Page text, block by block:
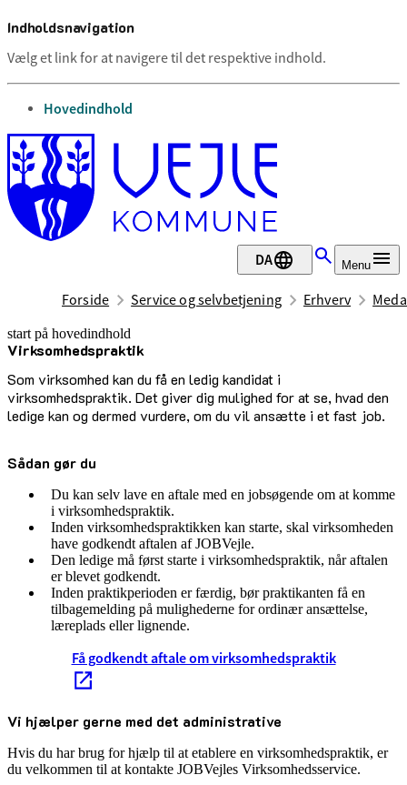
Indholdsnavigation
Vælg et link for at navigere til det respektive indhold.
gå til
Hovedindhold
DA Menu
Forside Service og selvbetjening Erhverv
start på hovedindhold
Virksomhedspraktik
Som virksomhed kan du få en ledig kandidat i
virksomhedspraktik. Det giver dig mulighed for at se, hvad den
ledige kan og dermed vurdere, om du vil ansætte i et fast job.
senest opdateret 2. marts 2026
Sådan gør du
Du kan selv lave en aftale med en jobsøgende om at komme
i virksomhedspraktik.
Inden virksomhedspraktikken kan starte, skal virksomheden
have godkendt aftalen af JOBVejle.
Den ledige må først starte i virksomhedspraktik, når aftalen
er blevet godkendt.
Inden praktikperioden er færdig, bør praktikanten få en
tilbagemelding på mulighederne for ordinær ansættelse,
læreplads eller lignende.
Få godkendt aftale om virksomhedspraktik
Vi hjælper gerne med det administrative
Hvis du har brug for hjælp til at etablere en virksomhedspraktik, er
du velkommen til at kontakte JOBVejles Virksomhedsservice.